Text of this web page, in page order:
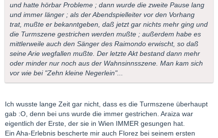
und hatte hörbar Probleme ; dann wurde die zweite Pause lang
und immer länger ; als der Abendspielleiter vor den Vorhang
trat, mußte er bekanntgeben, daß jetzt gar nichts mehr ging und
die Turmszene gestrichen werden mußte ; außerdem habe es
mittlerweile auch den Sänger des Raimondo erwischt, so daß
seine Arie wegfallen mußte. Der letzte Akt bestand dann mehr
oder minder nur noch aus der Wahnsinnsszene. Man kam sich
vor wie bei "Zehn kleine Negerlein"...
Ich wusste lange Zeit gar nicht, dass es die Turmszene überhaupt
gab :O, denn bei uns wurde die immer gestrichen. Araiza war
eigentlich der Erste, der sie in Wien IMMER gesungen hat.
Ein Aha-Erlebnis bescherte mir auch Florez bei seinem ersten